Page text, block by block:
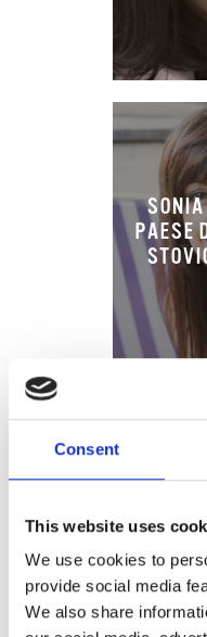
Consent
This website uses
We use cookies to
provide social media
We also share
PAESE